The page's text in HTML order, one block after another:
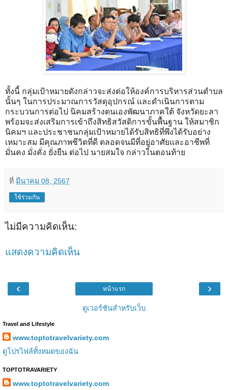
ทั้งนี้ กลุ่มเป้าหมายดังกล่าวจะส่งต่อให้องค์การบริหารส่วนตำบล
นั้นๆ ในการประมาณการวัสดุอุปกรณ์ และดำเนินการตาม
กระบวนการต่อไป นิคมสร้างตนเองพัฒนาภาคใต้ จังหวัดยะลา
พร้อมจะส่งเสริมการเข้าถึงสิทธิสวัสดิการขั้นพื้นฐาน ให้สมาชิก
นิคมฯ และประชาชนกลุ่มเป้าหมายได้รับสิทธิที่พึงได้รับอย่าง
เหมาะสม มีคุณภาพชีวิตที่ดี ตลอดจนมีที่อยู่อาศัยและอาชีพที่
มั่นคง มั่งคั่ง ยั่งยืน ต่อไป นายสมใจ กล่าวในตอนท้าย
ที่ มีนาคม 08, 2567
ใช้ร่วมกัน
ไม่มีความคิดเห็น:
แสดงความคิดเห็น
‹ ›
หน้าแรก
ดูเวอร์ชันสำหรับเว็บ
Travel and Lifestyle
www.toptotravelvariety.com
ดูโปรไฟล์ทั้งหมดของฉัน
TOPTOTRAVARIETY
www.toptotravelvariety.com